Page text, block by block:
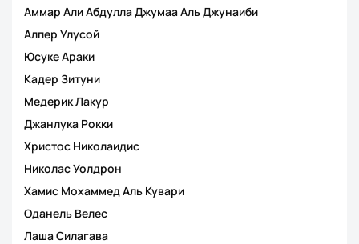
Аммар Али Абдулла Джумаа Аль Джунаиби
Алпер Улусой
Юсуке Араки
Кадер Зитуни
Медерик Лакур
Джанлука Рокки
Христос Николаидис
Николас Уолдрон
Хамис Мохаммед Аль Кувари
Оданель Велес
Лаша Силагава